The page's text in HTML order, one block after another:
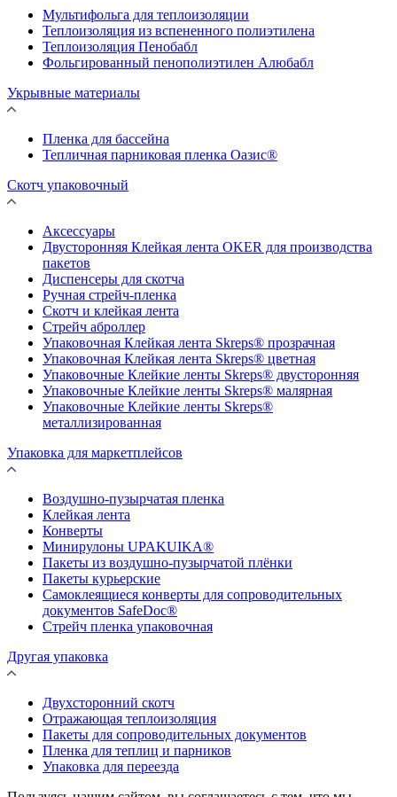
Мультифольга для теплоизоляции
Теплоизоляция из вспененного полиэтилена
Теплоизоляция Пенобабл
Фольгированный пенополиэтилен Алюбабл
Укрывные материалы
Пленка для бассейна
Тепличная парниковая пленка Оазис®
Скотч упаковочный
Аксессуары
Двусторонняя Клейкая лента OKER для производства
пакетов
Диспенсеры для скотча
Ручная стрейч-пленка
Скотч и клейкая лента
Стрейч аброллер
Упаковочная Клейкая лента Skreps® прозрачная
Упаковочная Клейкая лента Skreps® цветная
Упаковочные Клейкие ленты Skreps® двусторонняя
Упаковочные Клейкие ленты Skreps® малярная
Упаковочные Клейкие ленты Skreps®
металлизированная
Упаковка для маркетплейсов
Воздушно-пузырчатая пленка
Клейкая лента
Конверты
Минирулоны UPAKUIKA®
Пакеты из воздушно-пузырчатой плёнки
Пакеты курьерские
Самоклеящиеся конверты для сопроводительных
документов SafeDoc®
Стрейч пленка упаковочная
Другая упаковка
Двухсторонний скотч
Отражающая теплоизоляция
Пакеты для сопроводительных документов
Пленка для теплиц и парников
Упаковка для переезда